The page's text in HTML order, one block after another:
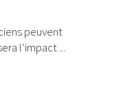
peuvent
l’impact ...